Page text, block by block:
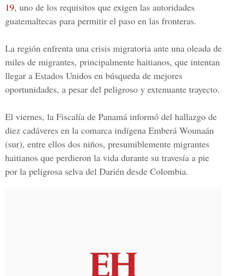
19, uno de los requisitos que exigen las autoridades
guatemaltecas para permitir el paso en las fronteras.
La región enfrenta una crisis migratoria ante una oleada de
miles de migrantes, principalmente haitianos, que intentan
llegar a Estados Unidos en búsqueda de mejores
oportunidades, a pesar del peligroso y extenuante trayecto.
El viernes, la Fiscalía de Panamá informó del hallazgo de
diez cadáveres en la comarca indígena Emberá Wounaán
(sur), entre ellos dos niños, presumiblemente migrantes
haitianos que perdieron la vida durante su travesía a pie
por la peligrosa selva del Darién desde Colombia.